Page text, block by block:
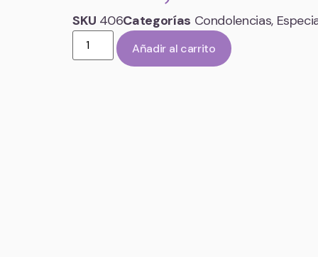
SKU 406Categorías Condolencias,
Añadir al carrito